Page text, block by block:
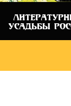
УСАДЬБЫ